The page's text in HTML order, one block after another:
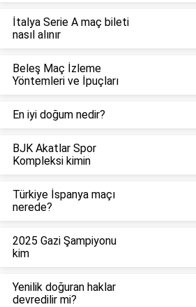
İtalya Serie A maç bileti
nasıl alınır
Beleş Maç İzleme
Yöntemleri ve İpuçları
En iyi doğum nedir?
BJK Akatlar Spor
Kompleksi kimin
Türkiye İspanya maçı
nerede?
2025 Gazi Şampiyonu
kim
Yenilik doğuran haklar
devredilir mi?